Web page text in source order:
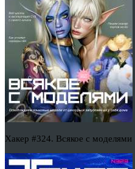
Хакер #324. Всякое с моделями